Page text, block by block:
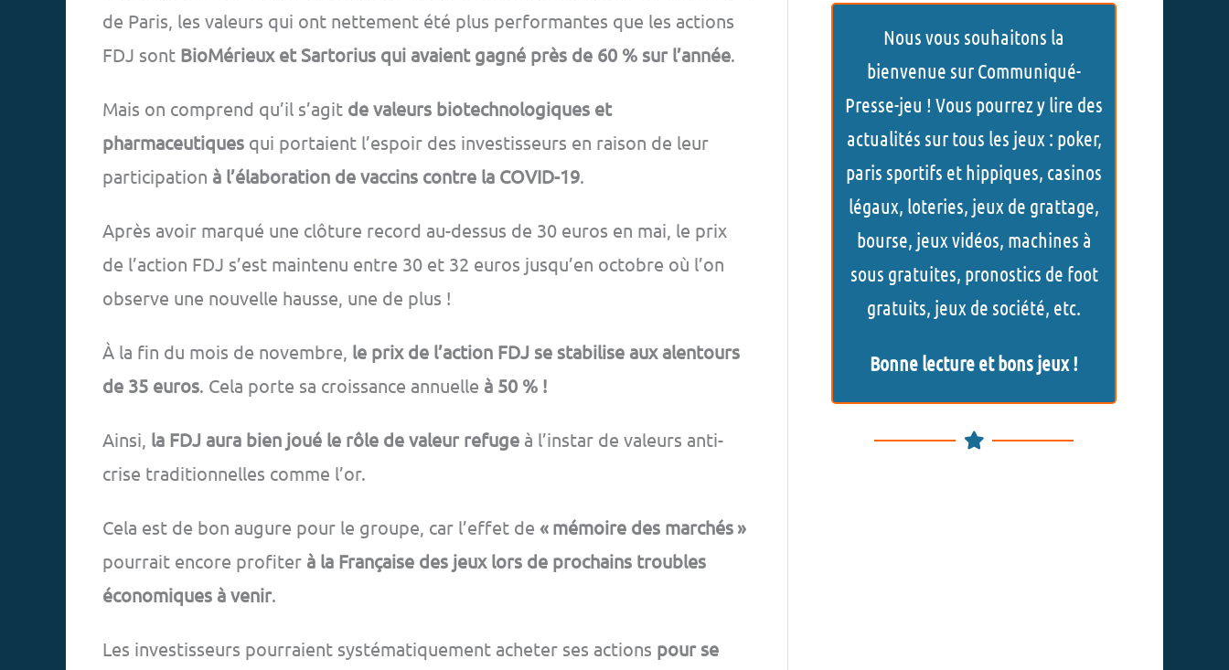
de Paris, les valeurs qui ont nettement été plus performantes que les actions
FDJ sont BioMérieux et Sartorius qui avaient gagné près de 60 % sur l’année.
Mais on comprend qu’il s’agit de valeurs biotechnologiques et
pharmaceutiques qui portaient l’espoir des investisseurs en raison de leur
participation à l’élaboration de vaccins contre la COVID-19.
Après avoir marqué une clôture record au-dessus de 30 euros en mai, le prix
de l’action FDJ s’est maintenu entre 30 et 32 euros jusqu’en octobre où l’on
observe une nouvelle hausse, une de plus !
À la fin du mois de novembre, le prix de l’action FDJ se stabilise aux alentours
de 35 euros. Cela porte sa croissance annuelle à 50 % !
Ainsi, la FDJ aura bien joué le rôle de valeur refuge à l’instar de valeurs anti-
crise traditionnelles comme l’or.
Cela est de bon augure pour le groupe, car l’effet de « mémoire des marchés »
pourrait encore profiter à la Française des jeux lors de prochains troubles
économiques à venir.
Les investisseurs pourraient systématiquement acheter ses actions pour se
Nous vous souhaitons la
bienvenue sur Communiqué-
Presse-jeu ! Vous pourrez y lire des
actualités sur tous les jeux : poker,
paris sportifs et hippiques, casinos
légaux, loteries, jeux de grattage,
bourse, jeux vidéos, machines à
sous gratuites, pronostics de foot
gratuits, jeux de société, etc.
Bonne lecture et bons jeux !